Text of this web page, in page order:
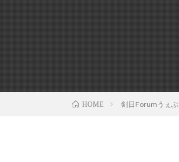
HOME 剣日Forumうぇぶ